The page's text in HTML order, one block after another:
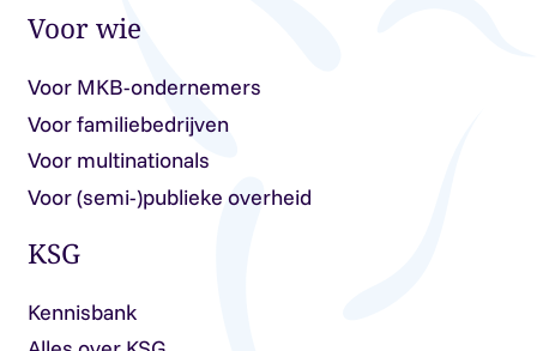
Voor wie
Voor MKB-ondernemers
Voor familiebedrijven
Voor multinationals
Voor (semi-)publieke overheid
KSG
Kennisbank